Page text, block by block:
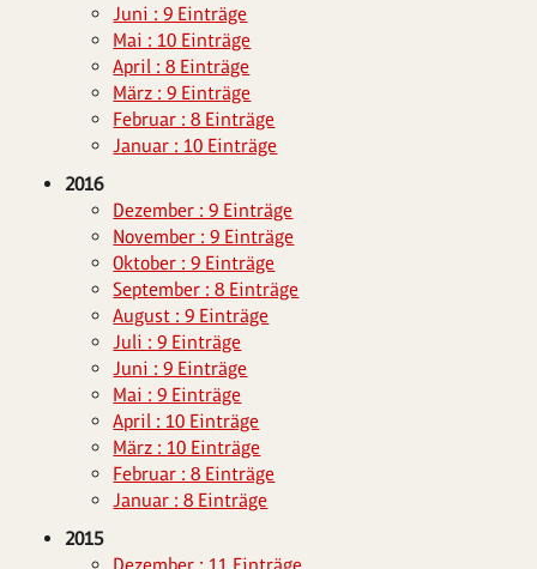
Juni : 9 Einträge
Mai : 10 Einträge
April : 8 Einträge
März : 9 Einträge
Februar : 8 Einträge
Januar : 10 Einträge
2016
Dezember : 9 Einträge
November : 9 Einträge
Oktober : 9 Einträge
September : 8 Einträge
August : 9 Einträge
Juli : 9 Einträge
Juni : 9 Einträge
Mai : 9 Einträge
April : 10 Einträge
März : 10 Einträge
Februar : 8 Einträge
Januar : 8 Einträge
2015